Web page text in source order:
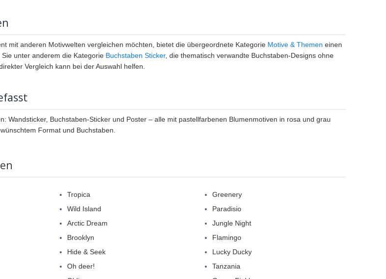
mit anderen Motivwelten vergleichen möchten, bietet die übergeordnete Kategorie Motive & Themen einen
unter anderem die Kategorie Buchstaben Sticker, die thematisch verwandte Buchstaben-Designs ohne
Vergleich kann bei der Auswahl helfen.
Wandsticker, Buchstaben-Sticker und Poster – alle mit pastellfarbenen Blumenmotiven in rosa und grau
Format und Buchstaben.
Tropica
Wild Island
Arctic Dream
Brooklyn
Hide & Seek
Oh deer!
Greenery
Paradisio
Jungle Night
Flamingo
Lucky Ducky
Tanzania